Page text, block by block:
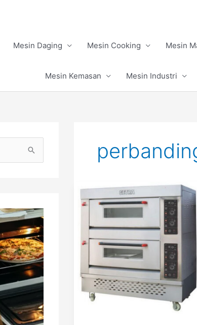
Mesin Daging Mesin Cooking Mesin
Mesin Kemasan Mesin Industri
Mixer
Oven
China
Taiwan:
Mana
Pilihan